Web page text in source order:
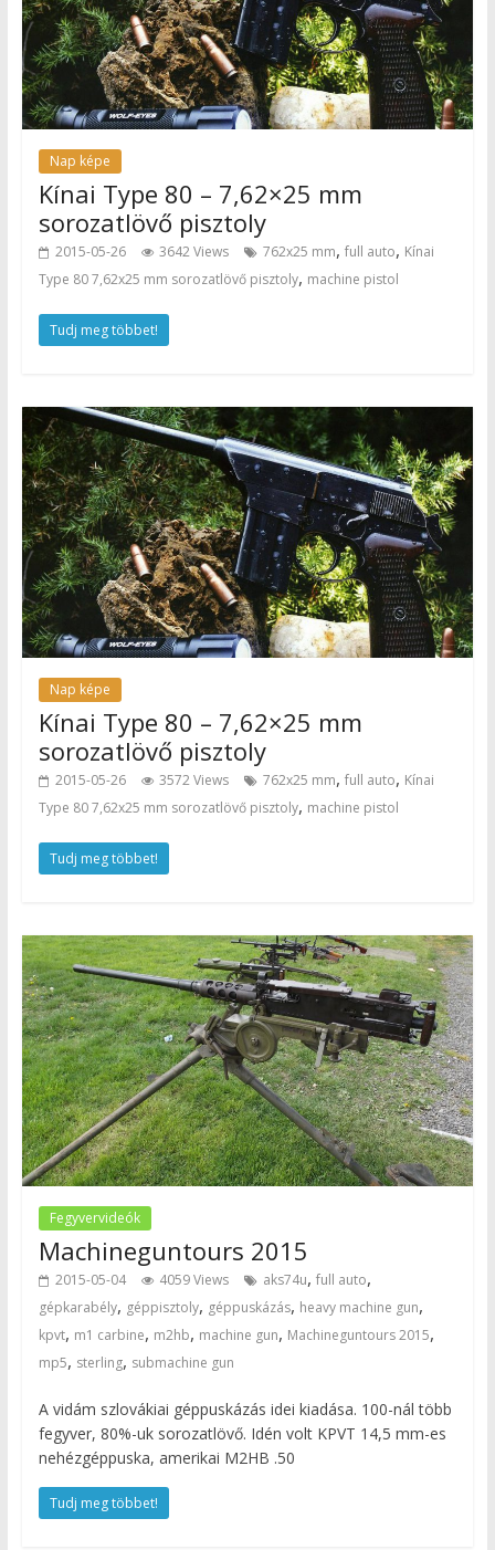
Nap képe
Kínai Type 80 – 7,62×25 mm
sorozatlövő pisztoly
2015-05-26 3642 Views 762x25 mm, full auto, Kínai
Type 80 7,62x25 mm sorozatlövő pisztoly, machine pistol
Tudj meg többet!
Nap képe
Kínai Type 80 – 7,62×25 mm
sorozatlövő pisztoly
2015-05-26 3572 Views 762x25 mm, full auto, Kínai
Type 80 7,62x25 mm sorozatlövő pisztoly, machine pistol
Tudj meg többet!
Fegyvervideók
Machineguntours 2015
2015-05-04 4059 Views aks74u, full auto,
gépkarabély, géppisztoly, géppuskázás, heavy machine gun,
kpvt, m1 carbine, m2hb, machine gun, Machineguntours 2015,
mp5, sterling, submachine gun
A vidám szlovákiai géppuskázás idei kiadása. 100-nál több
fegyver, 80%-uk sorozatlövő. Idén volt KPVT 14,5 mm-es
nehézgéppuska, amerikai M2HB .50
Tudj meg többet!